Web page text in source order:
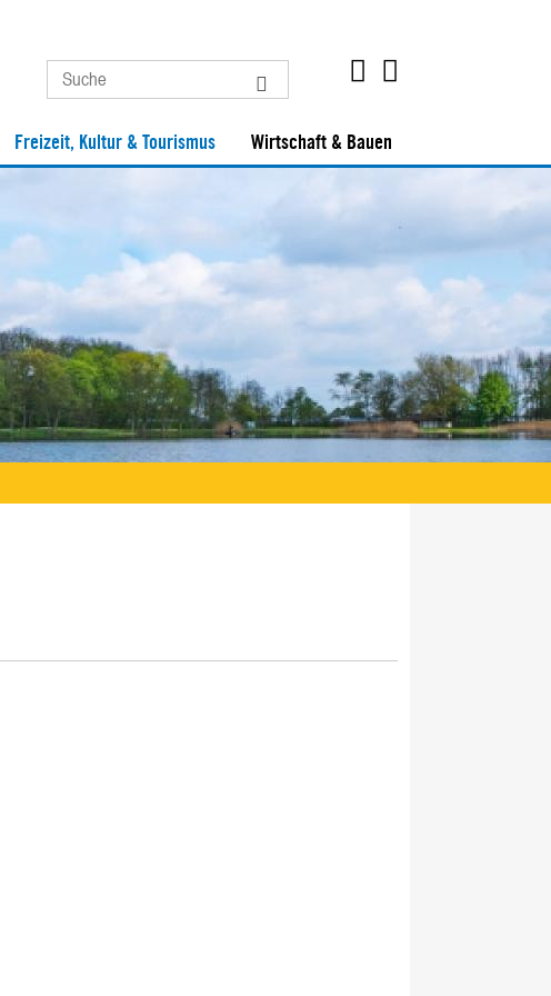
Freizeit, Kultur & Tourismus Wirtschaft & Bauen